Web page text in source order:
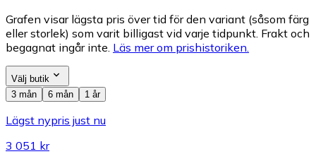
Grafen visar lägsta pris över tid för den variant (såsom färg
eller storlek) som varit billigast vid varje tidpunkt. Frakt och
begagnat ingår inte. Läs mer om prishistoriken.
Välj butik
3 mån
6 mån 1 år
Lägst nypris just nu
3 051 kr